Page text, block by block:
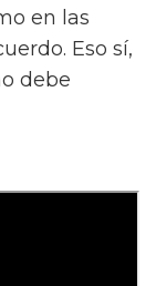
en las
Eso sí,
debe